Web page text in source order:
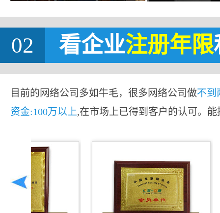
02 看企业注册年限
目前的网络公司多如牛毛，很多网络公司做不到
资金:100万以上,在市场上已得到客户的认可。